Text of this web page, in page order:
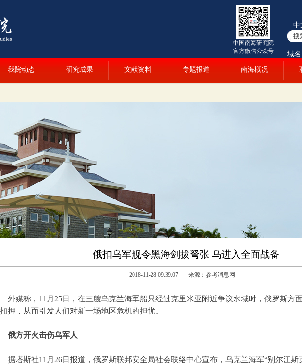
中国南海研究院
官方微信公众号
中
域
我院动态 研究成果 文献资料 专题报道 南海概况
俄扣乌军舰令黑海剑拔弩张 乌进入全面战备
2018-11-28 09:39:07 来源：参考消息网
外媒称，11月25日，在三艘乌克兰海军船只经过克里米亚附近争议水域时，俄罗斯方
押，从而引发人们对新一场地区危机的担忧。
俄方开火击伤乌军人
据塔斯社11月26日报道，俄罗斯联邦安全局社会联络中心宣布，乌克兰海军“别尔江斯